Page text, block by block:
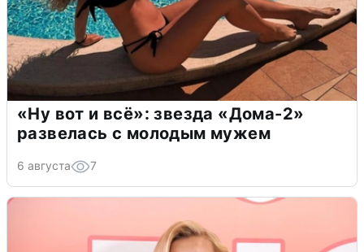
«Ну вот и всё»: звезда «Дома-2»
развелась с молодым мужем
6 августа 7